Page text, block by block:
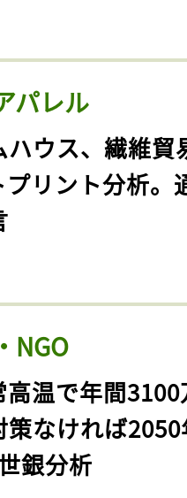
パレル
ハウス、繊維貿
リント分析。
NGO
高温で年間
なければ
銀分析